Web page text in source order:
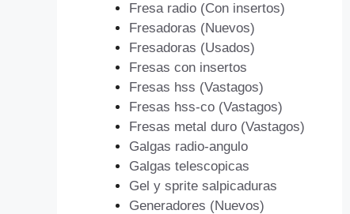
Fresa radio (Con insertos)
Fresadoras (Nuevos)
Fresadoras (Usados)
Fresas con insertos
Fresas hss (Vastagos)
Fresas hss-co (Vastagos)
Fresas metal duro (Vastagos)
Galgas radio-angulo
Galgas telescopicas
Gel y sprite salpicaduras
Generadores (Nuevos)